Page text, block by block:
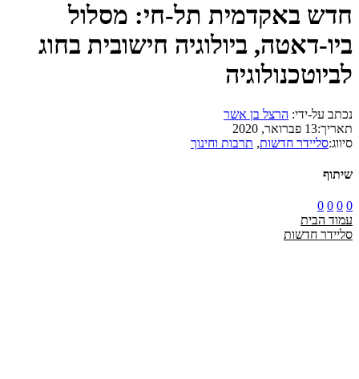
חדש באקדמית תל-חי: מסלול
ביו-דאטה, ביולוגיה חישובית בחוג
לביוטכנולוגיה
נכתב על-ידי: הרצל בן אשר
תאריך:13 פברואר, 2020
סיווג:סליידר חדשות, תרבות וחינוך
שיתוף
0
0
0
0
עמוד הבית
סליידר חדשות